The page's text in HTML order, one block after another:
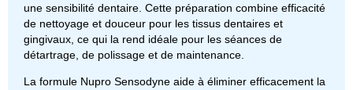
une sensibilité dentaire. Cette préparation combine efficacité
de nettoyage et douceur pour les tissus dentaires et
gingivaux, ce qui la rend idéale pour les séances de
détartrage, de polissage et de maintenance.
La formule Nupro Sensodyne aide à éliminer efficacement la